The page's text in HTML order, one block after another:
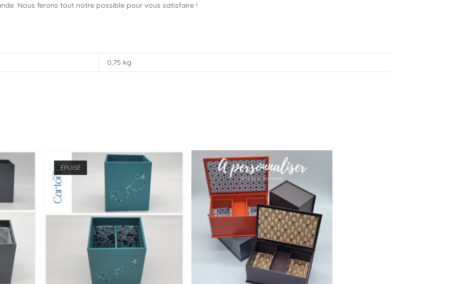
Nous ferons tout notre possible pour vous satisfaire !
0,75 kg
ÉPUISÉ